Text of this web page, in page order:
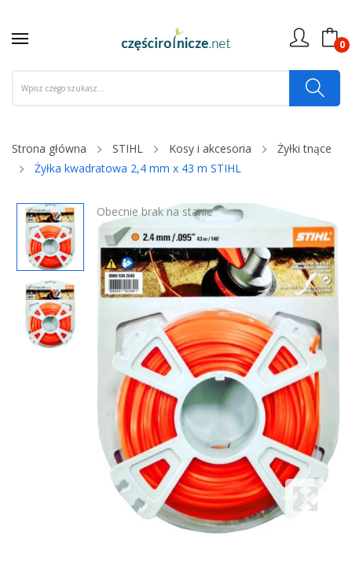
0
Strona główna STIHL Kosy i akcesoria
Żyłki tnące
Żyłka kwadratowa 2,4 mm x 43 m STIHL
Obecnie brak na stanie